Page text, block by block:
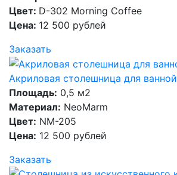
Цвет: D-302 Morning Coffee
Цена: 12 500 рублей
Заказать
Акриловая столешница для ванной
Площадь: 0,5 м2
Материал: NeoMarm
Цвет: NM-205
Цена: 12 500 рублей
Заказать